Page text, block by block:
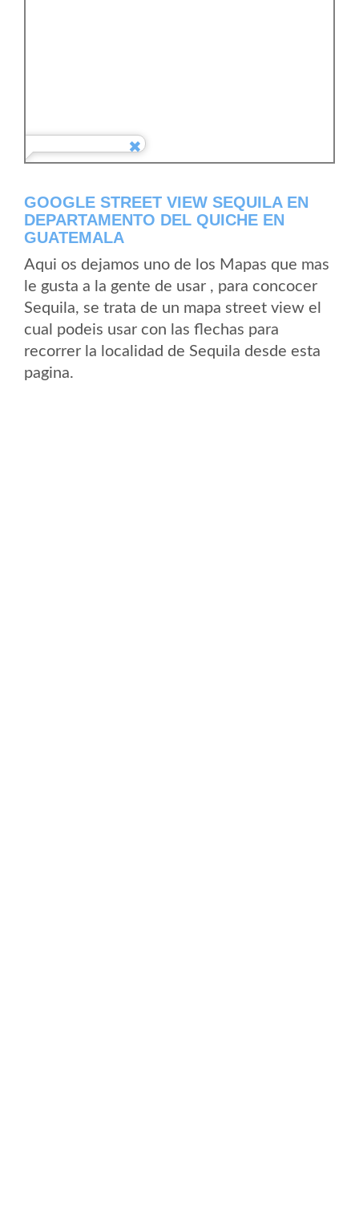
GOOGLE STREET VIEW SEQUILA EN
DEPARTAMENTO DEL QUICHE EN
GUATEMALA
Aqui os dejamos uno de los Mapas que mas
le gusta a la gente de usar , para concocer
Sequila, se trata de un mapa street view el
cual podeis usar con las flechas para
recorrer la localidad de Sequila desde esta
pagina.